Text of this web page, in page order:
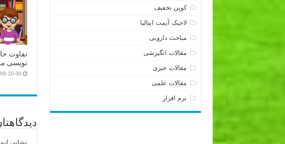
تفاوت
نویسی
10-30
نشانی
کوپن تخفیف
لاجیک آیمت ایتالیا
مباحث دارویی
مقالات انگیزشی
مقالات خبری
مقالات علمی
نرم افزار